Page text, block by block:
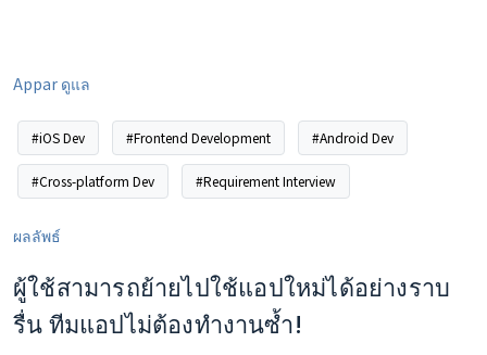
Appar ดูแล
#iOS Dev #Frontend Development #Android Dev
#Cross-platform Dev #Requirement Interview
ผลลัพธ์
ผู้ใช้สามารถย้ายไปใช้แอปใหม่ได้อย่างราบ
รื่น ทีมแอปไม่ต้องทำงานซ้ำ!